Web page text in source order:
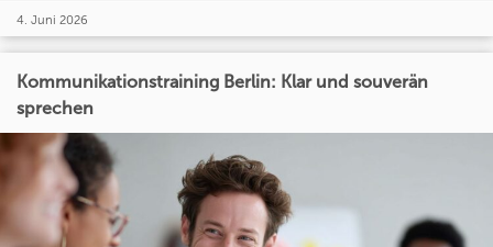
4. Juni 2026
Kommunikationstraining Berlin: Klar und souverän
sprechen